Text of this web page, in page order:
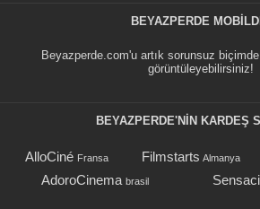
BEYAZPERDE
Beyazperde.com'u artık sorunsuz
görüntüleyebilirsiniz!
BEYAZPERDE'NIN KARDEŞ
AlloCiné Fransa Filmstarts Almanya
AdoroCinema brasil